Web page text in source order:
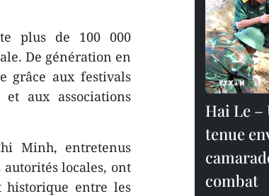
plus de 100 000
De génération en
grâce aux festivals
aux associations
Minh, entretenus
locales, ont
historique entre les
Hai Le –
tenue
combat